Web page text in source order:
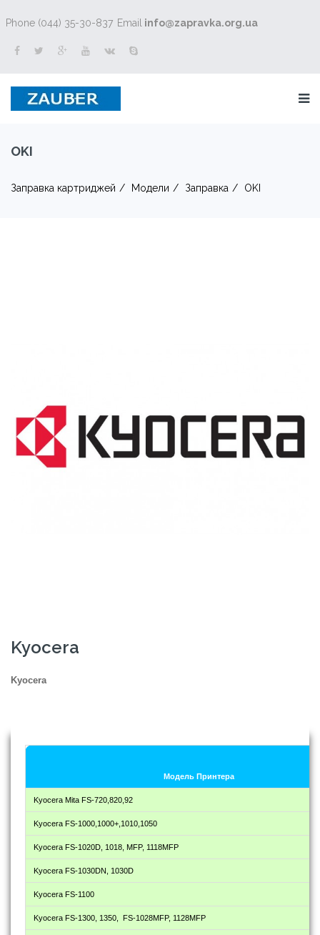
Phone (044) 35-30-837 Email info@zapravka.org.ua
OKI
Заправка картриджей Модели Заправка OKI
Kyocera
Kyocera
Модель Принтера
Kyocera Mita FS-720,820,92
Kyocera FS-1000,1000+,1010,1050
Kyocera FS-1020D, 1018, MFP, 1118MFP
Kyocera FS-1030DN, 1030D
Kyocera FS-1100
Kyocera FS-1300, 1350, FS-1028MFP, 1128MFP